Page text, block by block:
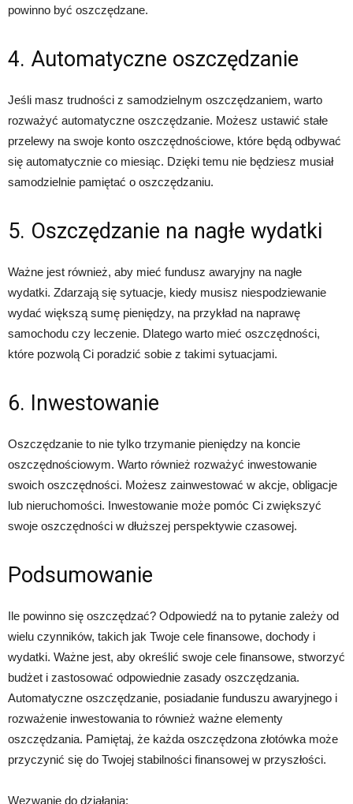
powinno być oszczędzane.
4. Automatyczne oszczędzanie
Jeśli masz trudności z samodzielnym oszczędzaniem, warto
rozważyć automatyczne oszczędzanie. Możesz ustawić stałe
przelewy na swoje konto oszczędnościowe, które będą odbywać
się automatycznie co miesiąc. Dzięki temu nie będziesz musiał
samodzielnie pamiętać o oszczędzaniu.
5. Oszczędzanie na nagłe wydatki
Ważne jest również, aby mieć fundusz awaryjny na nagłe
wydatki. Zdarzają się sytuacje, kiedy musisz niespodziewanie
wydać większą sumę pieniędzy, na przykład na naprawę
samochodu czy leczenie. Dlatego warto mieć oszczędności,
które pozwolą Ci poradzić sobie z takimi sytuacjami.
6. Inwestowanie
Oszczędzanie to nie tylko trzymanie pieniędzy na koncie
oszczędnościowym. Warto również rozważyć inwestowanie
swoich oszczędności. Możesz zainwestować w akcje, obligacje
lub nieruchomości. Inwestowanie może pomóc Ci zwiększyć
swoje oszczędności w dłuższej perspektywie czasowej.
Podsumowanie
Ile powinno się oszczędzać? Odpowiedź na to pytanie zależy od
wielu czynników, takich jak Twoje cele finansowe, dochody i
wydatki. Ważne jest, aby określić swoje cele finansowe, stworzyć
budżet i zastosować odpowiednie zasady oszczędzania.
Automatyczne oszczędzanie, posiadanie funduszu awaryjnego i
rozważenie inwestowania to również ważne elementy
oszczędzania. Pamiętaj, że każda oszczędzona złotówka może
przyczynić się do Twojej stabilności finansowej w przyszłości.
Wezwanie do działania: